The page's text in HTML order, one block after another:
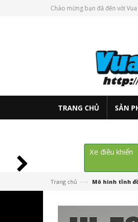
Chào mừng bạn đã đến với
TRANG CHỦ SẢN
Xe điều khiển
Trang chủ —› Mô hình tĩnh